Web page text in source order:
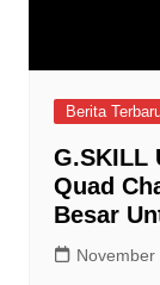
Berita
G.SKILL
Quad
Besar
November